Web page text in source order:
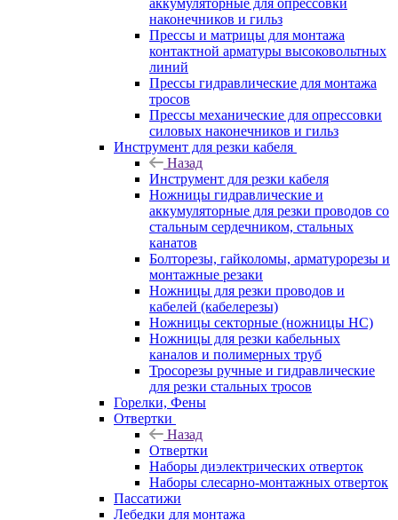
аккумуляторные для опрессовки
наконечников и гильз
Прессы и матрицы для монтажа
контактной арматуры высоковольтных
линий
Прессы гидравлические для монтажа
тросов
Прессы механические для опрессовки
силовых наконечников и гильз
Инструмент для резки кабеля
Назад
Инструмент для резки кабеля
Ножницы гидравлические и
аккумуляторные для резки проводов со
стальным сердечником, стальных
канатов
Болторезы, гайколомы, арматурорезы и
монтажные резаки
Ножницы для резки проводов и
кабелей (кабелерезы)
Ножницы секторные (ножницы НС)
Ножницы для резки кабельных
каналов и полимерных труб
Тросорезы ручные и гидравлические
для резки стальных тросов
Горелки, Фены
Отвертки
Назад
Отвертки
Наборы диэлектрических отверток
Наборы слесарно-монтажных отверток
Пассатижи
Лебедки для монтажа